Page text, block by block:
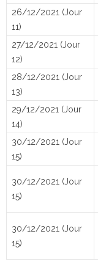
26/12/2021 (Jour
11)
27/12/2021 (Jour
12)
28/12/2021 (Jour
13)
29/12/2021 (Jour
14)
30/12/2021 (Jour
15)
30/12/2021 (Jour
15)
30/12/2021 (Jour
15)